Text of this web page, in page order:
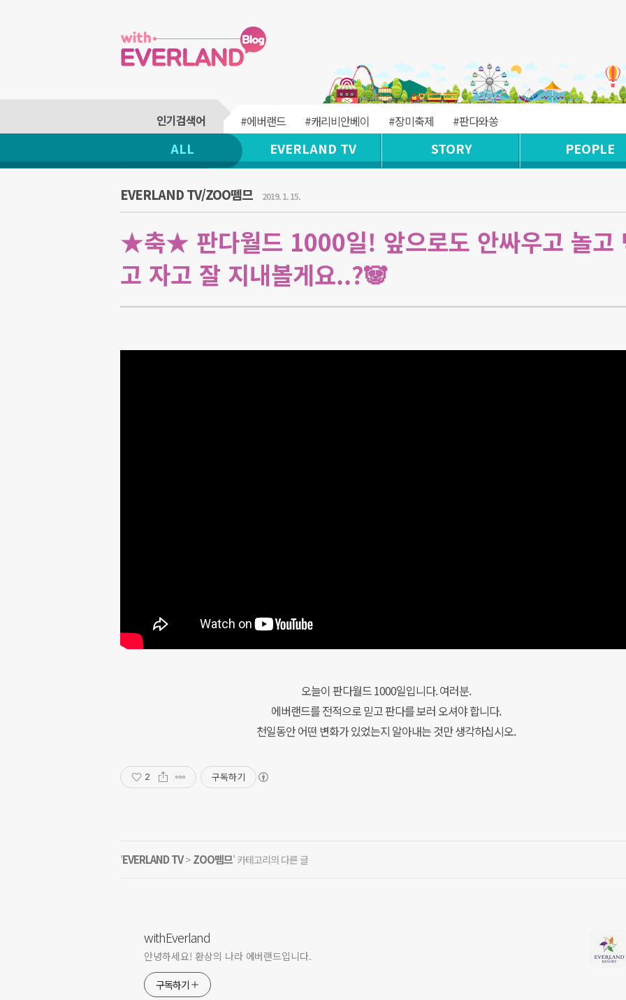
#에버랜드 #캐리비안베이 #장미축제 #판다와쏭
ALL EVERLAND TV STORY PEOPLE
EVERLAND TV/ZOO뗌므 2019. 1. 15.
★축★ 판다월드 1000일! 앞으로도 안싸우고 놀고
고 자고 잘 지내볼게요..?🐼
오늘이 판다월드 1000일입니다. 여러분.
에버랜드를 전적으로 믿고 판다를 보러 오셔야 합니다.
천일동안 어떤 변화가 있었는지 알아내는 것만 생각하십시오.
2 구독하기
'EVERLAND TV> ZOO뗌므' 카테고리의 다른 글
withEverland
안녕하세요! 환상의 나라 에버랜드입니다.
구독하기